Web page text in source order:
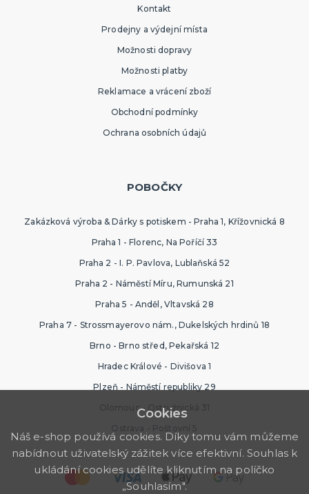
Kontakt
Prodejny a výdejní místa
Možnosti dopravy
Možnosti platby
Reklamace a vrácení zboží
Obchodní podmínky
Ochrana osobních údajů
POBOČKY
Zakázková výroba & Dárky s potiskem - Praha 1, Křížovnická 8
Praha 1 - Florenc, Na Poříčí 33
Praha 2 - I. P. Pavlova, Lublaňská 52
Praha 2 - Náměstí Míru, Rumunská 21
Praha 5 - Anděl, Vltavská 28
Praha 7 - Strossmayerovo nám., Dukelských hrdinů 18
Brno - Brno střed, Pekařská 12
Hradec Králové - Divišova 1
Plzeň - Náměstí republiky 29
Olomouc - Ostružnická 31
Ostrava - Poštovní 5
Cookies
Náš e-shop používá cookies. Díky tomu vám můžeme
nabídnout uživatelský zážitek více efektivní. Souhlas k
ukládání cookies udělíte kliknutím na políčko
„Souhlasím".